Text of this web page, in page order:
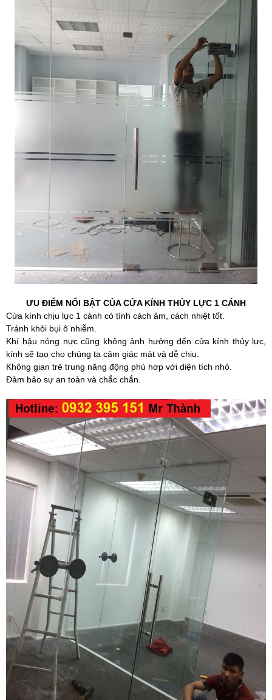
ƯU ĐIỂM NỔI BẬT CỦA CỬA KÍNH THỦY LỰC 1 CÁNH
Cửa kính chịu lực 1 cánh có tính cách âm, cách nhiệt tốt.
Tránh khỏi bụi ô nhiễm.
Khí hậu nóng nực cũng không ảnh hưởng đến cửa kính thủy lực
kính sẽ tạo cho chúng ta cảm giác mát và dễ chịu.
Không gian trẻ trung năng động phù hơp với diện tích nhỏ.
Đảm bảo sự an toàn và chắc chắn.